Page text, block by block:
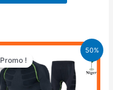
50%
Promo !
Promo !
Le
prix
initial
était :
18.000 CFA.
Le
actuel
est :
9.000 CFA.